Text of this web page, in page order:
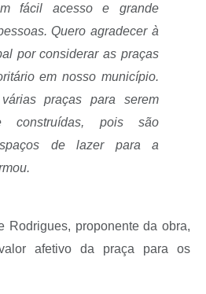
fácil acesso e grande
Quero agradecer à
por considerar as praças
em nosso município.
praças para serem
construídas, pois são
de lazer para a
Rodrigues, proponente da obra,
afetivo da praça para os